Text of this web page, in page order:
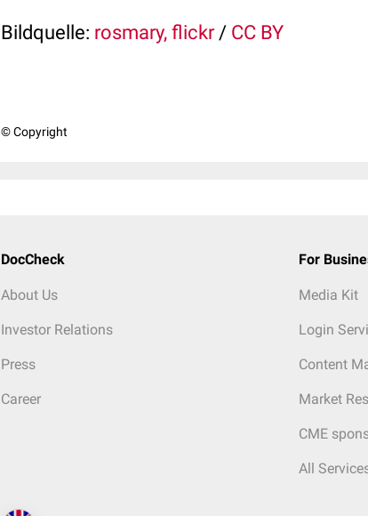
Bildquelle: rosmary, flickr/ CC BY
© Copyright
DocCheck
About Us
Investor Relations
Press
Career
For
Media Kit
Login
Content
Market
CME
All